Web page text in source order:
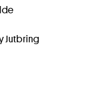
Jutbring